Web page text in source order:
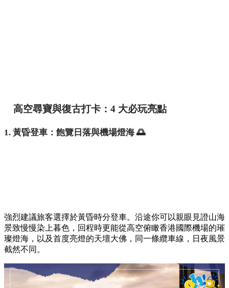
高空尋寶與復古打卡：4 大必玩亮點
1. 黃昏登車：飽覽日落與機場燈海 🌅
強烈建議旅客選擇於黃昏時分登車。沿途你可以親眼見證山海
景致慢慢染上暮色，回程時更能從高空俯瞰香港國際機場的璀
璨燈海，以及首度亮燈的天壇大佛，同一條纜車線，日夜風景
截然不同。